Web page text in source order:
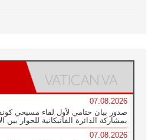
07.08.2026
صدور بيان ختامي لأول لقاء مسيحي
بمشاركة الدائرة الفاتيكانية للحوار بين
07.08.2026